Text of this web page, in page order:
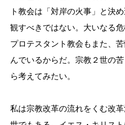
ト教会は「対岸の火事」と決
観すべきではない。大いなる危
プロテスタント教会もまた、
んでいるからだ。宗教２世の
ら考えてみたい。
私は宗教改革の流れをくむ改